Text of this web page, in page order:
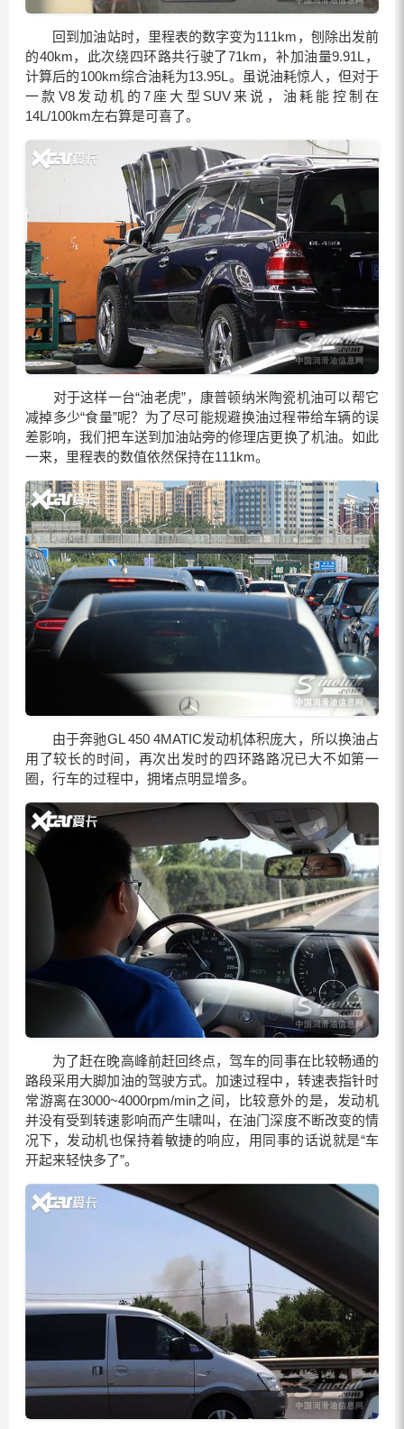
回到加油站时，里程表的数字变为111km，刨除出发前
的40km，此次绕四环路共行驶了71km，补加油量9.91L，
计算后的100km综合油耗为13.95L。虽说油耗惊人，但对于
一款V8发动机的7座大型SUV来说，油耗能控制在
14L/100km左右算是可喜了。
对于这样一台“油老虎”，康普顿纳米陶瓷机油可以帮它
减掉多少“食量”呢？为了尽可能规避换油过程带给车辆的误
差影响，我们把车送到加油站旁的修理店更换了机油。如此
一来，里程表的数值依然保持在111km。
由于奔驰GL 450 4MATIC发动机体积庞大，所以换油占
用了较长的时间，再次出发时的四环路路况已大不如第一
圈，行车的过程中，拥堵点明显增多。
为了赶在晚高峰前赶回终点，驾车的同事在比较畅通的
路段采用大脚加油的驾驶方式。加速过程中，转速表指针时
常游离在3000~4000rpm/min之间，比较意外的是，发动机
并没有受到转速影响而产生啸叫，在油门深度不断改变的情
况下，发动机也保持着敏捷的响应，用同事的话说就是“车
开起来轻快多了”。